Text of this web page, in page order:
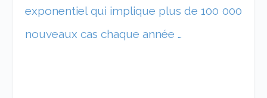
exponentiel qui implique plus de 100 000
nouveaux cas chaque année …